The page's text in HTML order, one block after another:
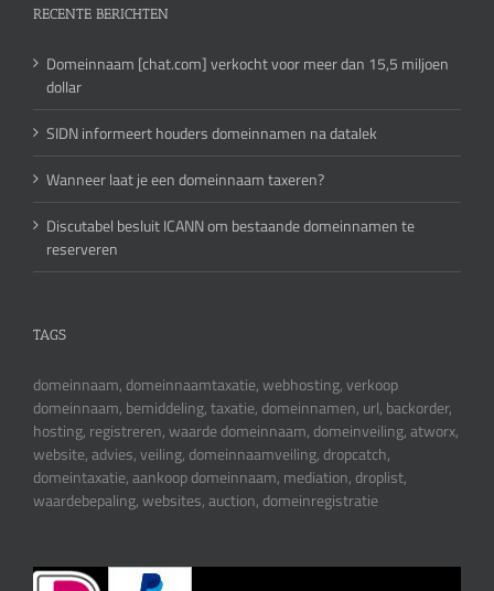
RECENTE BERICHTEN
Domeinnaam [chat.com] verkocht voor meer dan 15,5 miljoen
dollar
SIDN informeert houders domeinnamen na datalek
Wanneer laat je een domeinnaam taxeren?
Discutabel besluit ICANN om bestaande domeinnamen te
reserveren
TAGS
domeinnaam, domeinnaamtaxatie, webhosting, verkoop
domeinnaam, bemiddeling, taxatie, domeinnamen, url, backorder,
hosting, registreren, waarde domeinnaam, domeinveiling, atworx,
website, advies, veiling, domeinnaamveiling, dropcatch,
domeintaxatie, aankoop domeinnaam, mediation, droplist,
waardebepaling, websites, auction, domeinregistratie